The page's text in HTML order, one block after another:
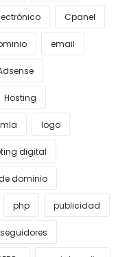
Cpanel
email
Hosting
logo
digital
dominio
php publicidad
seguidores